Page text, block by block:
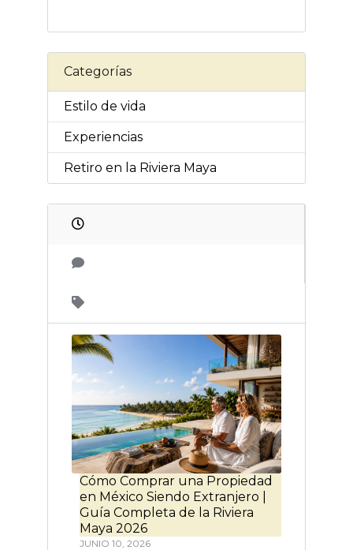
Categorías
Estilo de vida
Experiencias
Retiro en la Riviera Maya
Cómo Comprar una Propiedad
en México Siendo Extranjero |
Guía Completa de la Riviera
Maya 2026
JUNIO 10, 2026